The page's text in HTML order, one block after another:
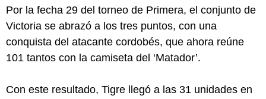
Por la fecha 29 del torneo de Primera, el conjunto de
Victoria se abrazó a los tres puntos, con una
conquista del atacante cordobés, que ahora reúne
101 tantos con la camiseta del ‘Matador’.
Con este resultado, Tigre llegó a las 31 unidades en